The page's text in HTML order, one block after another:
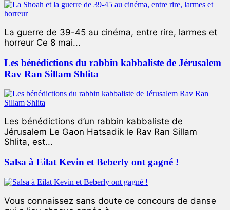
La guerre de 39-45 au cinéma, entre rire, larmes et
horreur Ce 8 mai...
Les bénédictions du rabbin kabbaliste de Jérusalem
Rav Ran Sillam Shlita
Les bénédictions d’un rabbin kabbaliste de
Jérusalem Le Gaon Hatsadik le Rav Ran Sillam
Shlita, est...
Salsa à Eilat Kevin et Beberly ont gagné !
Vous connaissez sans doute ce concours de danse